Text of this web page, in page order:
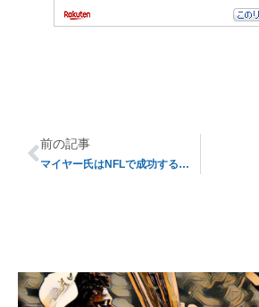
前の記事
マイヤー氏はNFLで成功するか？